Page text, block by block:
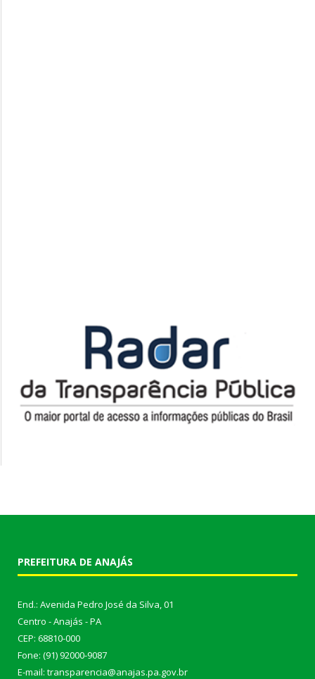
PREFEITURA DE ANAJÁS
End.: Avenida Pedro José da Silva, 01
Centro - Anajás - PA
CEP: 68810-000
Fone: (91) 92000-9087
E-mail: transparencia@anajas.pa.gov.br